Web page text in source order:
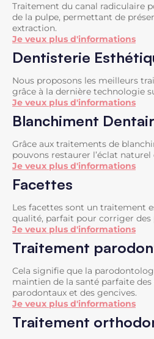
Traitement du canal radiculaire
de la pulpe, permettant de
extraction.
Je veux plus d'informations
Dentisterie
Nous proposons les meilleurs
grâce à la dernière technologie
Je veux plus d'informations
Blanchiment
Grâce aux traitements de
pouvons restaurer l’éclat naturel
Je veux plus d'informations
Facettes
Les facettes sont un traitement
qualité, parfait pour corriger des
Je veux plus d'informations
Traitement
Cela signifie que la
maintien de la santé parfaite
parodontaux et des gencives.
Je veux plus d'informations
Traitement